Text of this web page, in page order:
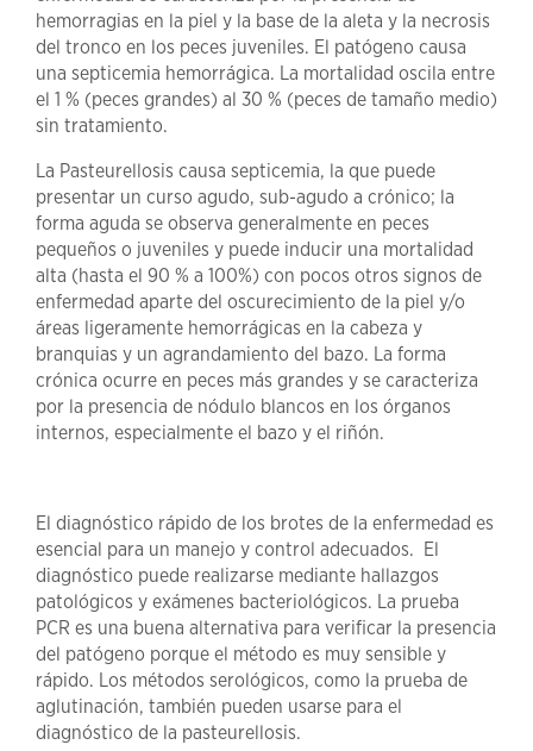
hemorragias en la piel y la base de la aleta y la necrosis
del tronco en los peces juveniles. El patógeno causa
una septicemia hemorrágica. La mortalidad oscila entre
el 1 % (peces grandes) al 30 % (peces de tamaño medio)
sin tratamiento.
La Pasteurellosis causa septicemia, la que puede
presentar un curso agudo, sub-agudo a crónico; la
forma aguda se observa generalmente en peces
pequeños o juveniles y puede inducir una mortalidad
alta (hasta el 90 % a 100%) con pocos otros signos de
enfermedad aparte del oscurecimiento de la piel y/o
áreas ligeramente hemorrágicas en la cabeza y
branquias y un agrandamiento del bazo. La forma
crónica ocurre en peces más grandes y se caracteriza
por la presencia de nódulo blancos en los órganos
internos, especialmente el bazo y el riñón.
El diagnóstico rápido de los brotes de la enfermedad es
esencial para un manejo y control adecuados. El
diagnóstico puede realizarse mediante hallazgos
patológicos y exámenes bacteriológicos. La prueba
PCR es una buena alternativa para verificar la presencia
del patógeno porque el método es muy sensible y
rápido. Los métodos serológicos, como la prueba de
aglutinación, también pueden usarse para el
diagnóstico de la pasteurellosis.